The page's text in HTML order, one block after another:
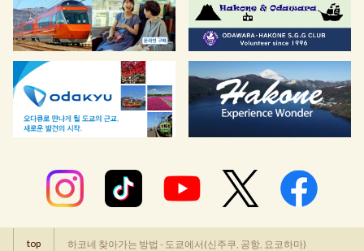
top 하코네 찾아가는 방법 - 도쿄에서(신주쿠, 공항, 요코하마)